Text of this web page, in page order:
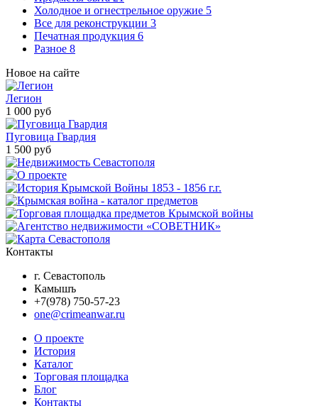
Холодное и огнестрельное оружие 5
Все для реконструкции 3
Печатная продукция 6
Разное 8
Новое на сайте
Легион
1 000 руб
Пуговица Гвардия
1 500 руб
Контакты
г. Севастополь
Камышъ
+7(978) 750-57-23
one@crimeanwar.ru
О проекте
История
Каталог
Торговая площадка
Блог
Контакты